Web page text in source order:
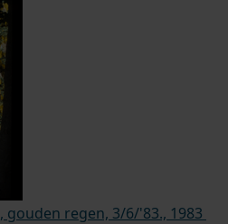
gouden regen, 3/6/'83., 1983